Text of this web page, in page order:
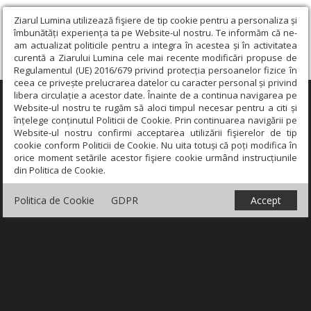
Ziarul Lumina utilizează fişiere de tip cookie pentru a personaliza și
îmbunătăți experiența ta pe Website-ul nostru. Te informăm că ne-
am actualizat politicile pentru a integra în acestea și în activitatea
curentă a Ziarului Lumina cele mai recente modificări propuse de
Regulamentul (UE) 2016/679 privind protecția persoanelor fizice în
ceea ce privește prelucrarea datelor cu caracter personal și privind
libera circulație a acestor date. Înainte de a continua navigarea pe
Website-ul nostru te rugăm să aloci timpul necesar pentru a citi și
înțelege conținutul Politicii de Cookie. Prin continuarea navigării pe
Website-ul nostru confirmi acceptarea utilizării fişierelor de tip
cookie conform Politicii de Cookie. Nu uita totuși că poți modifica în
orice moment setările acestor fişiere cookie urmând instrucțiunile
din Politica de Cookie.
Politica de Cookie GDPR Accept
×